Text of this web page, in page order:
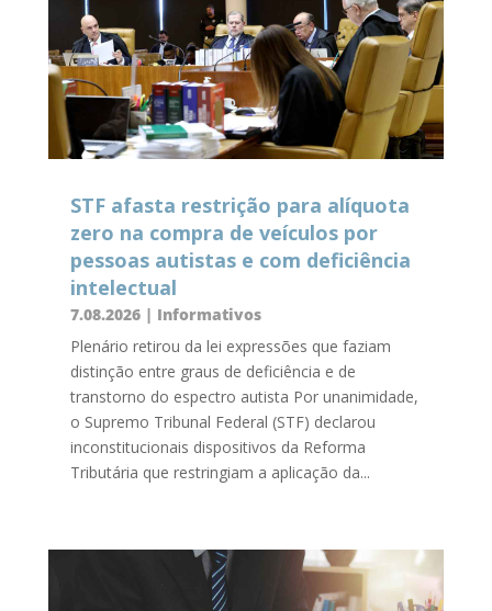
STF afasta restrição para alíquota
zero na compra de veículos por
pessoas autistas e com deficiência
intelectual
7.08.2026| Informativos
Plenário retirou da lei expressões que faziam
distinção entre graus de deficiência e de
transtorno do espectro autista Por unanimidade,
o Supremo Tribunal Federal (STF) declarou
inconstitucionais dispositivos da Reforma
Tributária que restringiam a aplicação da...